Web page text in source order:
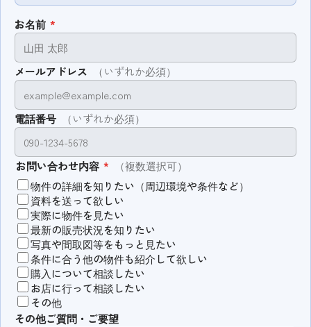
お名前 *
メールアドレス （いずれか必須）
電話番号 （いずれか必須）
お問い合わせ内容 *
（複数選択可）
物件の詳細を知りたい（周辺環境や条件など）
資料を送って欲しい
実際に物件を見たい
最新の販売状況を知りたい
写真や間取図等をもっと見たい
条件に合う他の物件も紹介して欲しい
購入について相談したい
お店に行って相談したい
その他
その他ご質問・ご要望